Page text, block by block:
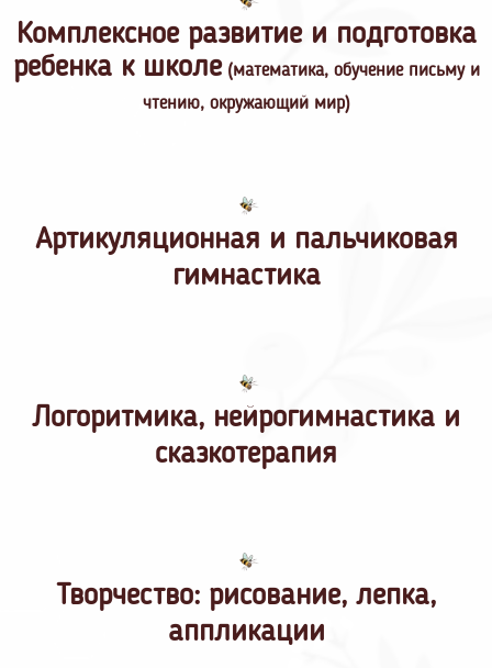
Комплексное развитие и подготовка
ребенка к школе(математика, обучение письму и
чтению, окружающий мир)
Артикуляционная и пальчиковая
гимнастика
Логоритмика, нейрогимнастика и
сказкотерапия
Творчество: рисование, лепка,
аппликации